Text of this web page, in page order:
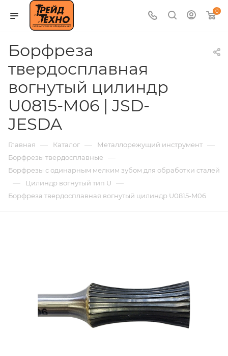
0
Борфреза
твердосплавная
вогнутый цилиндр
U0815-M06 | JSD-
JESDA
Главная — Каталог — Металлорежущий инструмент —
Борфрезы твердосплавные —
Борфрезы с одинарным мелким зубом для обработки сталей
— Цилиндр вогнутый тип U —
Борфреза твердосплавная вогнутый цилиндр U0815-M06